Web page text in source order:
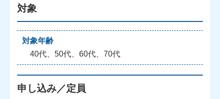
対象
対象年齢
40代、50代、60代、70代
申し込み／定員